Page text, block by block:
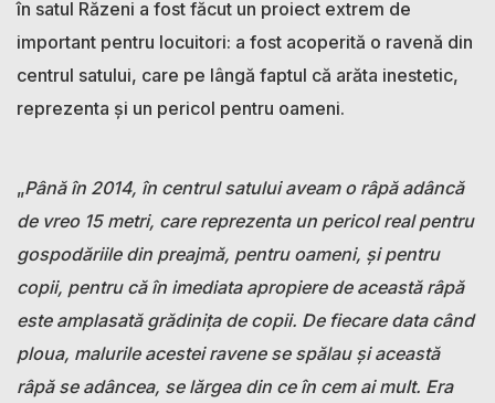
în satul Răzeni a fost făcut un proiect extrem de
important pentru locuitori: a fost acoperită o ravenă din
centrul satului, care pe lângă faptul că arăta inestetic,
reprezenta și un pericol pentru oameni.
„Până în 2014, în centrul satului aveam o râpă adâncă
de vreo 15 metri, care reprezenta un pericol real pentru
gospodăriile din preajmă, pentru oameni, și pentru
copii, pentru că în imediata apropiere de această râpă
este amplasată grădinița de copii. De fiecare data când
ploua, malurile acestei ravene se spălau și această
râpă se adâncea, se lărgea din ce în cem ai mult. Era